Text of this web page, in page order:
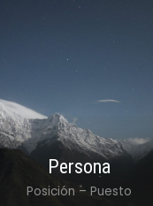
dolor sit amet,
ut labore et dolore
aliqua.
Persona
Posición – Puesto